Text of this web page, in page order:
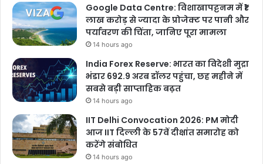
Google Data Centre: विशाखापट्टनम में ₹1
लाख करोड़ से ज्यादा के प्रोजेक्ट पर पानी और
पर्यावरण की चिंता, जानिए पूरा मामला
14 hours ago
India Forex Reserve: भारत का विदेशी मुद्रा
भंडार 692.9 अरब डॉलर पहुंचा, छह महीने में
सबसे बड़ी साप्ताहिक बढ़त
14 hours ago
IIT Delhi Convocation 2026: PM मोदी
आज IIT दिल्ली के 57वें दीक्षांत समारोह को
करेंगे संबोधित
14 hours ago